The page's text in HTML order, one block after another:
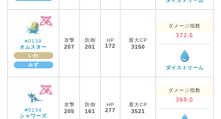
#0139
オムスター
いわ
みず
攻撃
207
防御
201
HP
172
最大CP
3150
ダメージ指数
372.6
ダイストリーム
#0134
シャワーズ
攻撃
205
防御
161
HP
277
最大CP
3521
ダメージ指数
369.0